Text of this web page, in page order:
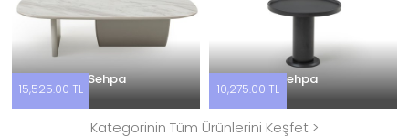
Delta Orta Sehpa
15,525.00 TL
Delta Yan Sehpa
10,275.00 TL
Kategorinin Tüm Ürünlerini Keşfet >